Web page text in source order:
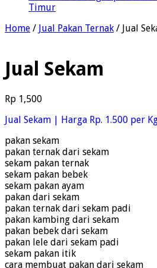
Timur
Home / Jual Pakan Ternak / Jual
Jual Sekam
Rp 1,500
Jual Sekam | Harga Rp. 1.500 per
pakan sekam
pakan ternak dari sekam
sekam pakan ternak
sekam pakan bebek
sekam pakan ayam
pakan dari sekam
pakan ternak dari sekam padi
pakan kambing dari sekam
pakan bebek dari sekam
pakan lele dari sekam padi
sekam pakan itik
cara membuat pakan dari sekam